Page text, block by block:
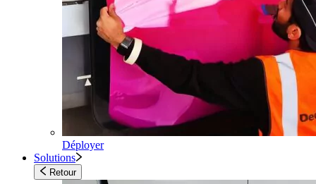
Déployer
Solutions
Retour